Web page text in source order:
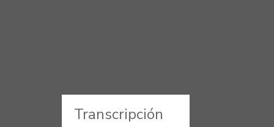
Transcripción